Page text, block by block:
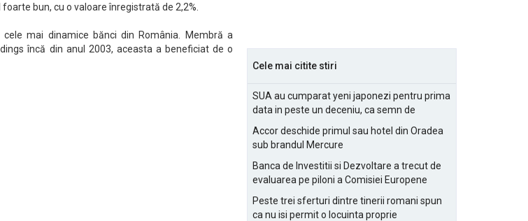
bun, cu o valoare înregistrată de 2,2%.
mai dinamice bănci din România. Membră a
încă din anul 2003, aceasta a beneficiat de o
Cele mai citite stiri
SUA au cumparat yeni japonezi pentru prima
data in peste un deceniu, ca semn de
Accor deschide primul sau hotel din Oradea
sub brandul Mercure
Banca de Investitii si Dezvoltare a trecut de
evaluarea pe piloni a Comisiei Europene
Peste trei sferturi dintre tinerii romani spun
ca nu isi permit o locuinta proprie